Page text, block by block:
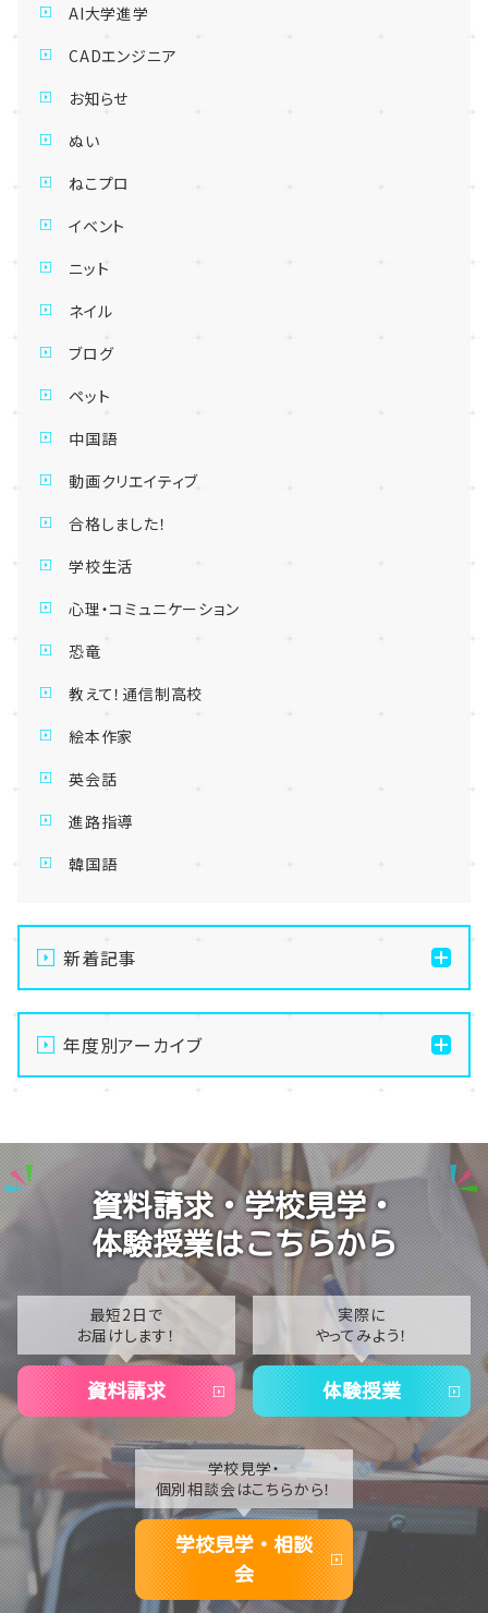
AI大学進学
CADエンジニア
お知らせ
ぬい
ねこプロ
イベント
ニット
ネイル
ブログ
ペット
中国語
動画クリエイティブ
合格しました！
学校生活
心理・コミュニケーション
恐竜
教えて！通信制高校
絵本作家
英会話
進路指導
韓国語
新着記事
【名古屋】🌻8/21(金)・8/22(土)開催💛夏の
OpenSchoolご案内🌻
【名古屋】🌺転入生・編入生 出願受付中🌺
【名古屋】🍋8/1(土)夏Open School開催🍋
【名古屋】🎐2026年・夏季閉校期間のお知らせ🎐
年度別アーカイブ
2025
2024
2023
2021
2020
資料請求・学校見学・
体験授業はこちらから
最短2日で
お届けします！
資料請求
実際に
やってみよう！
体験授業
学校見学・
個別相談会はこちらから！
学校見学・相談
会